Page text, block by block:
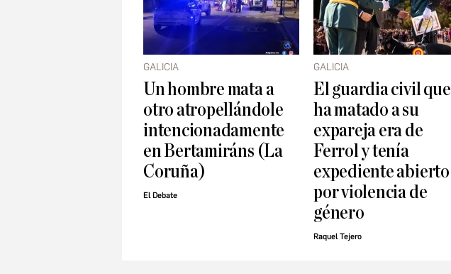
GALICIA
Un hombre mata a
otro atropellándole
intencionadamente
en Bertamiráns (La
Coruña)
El Debate
GALICIA
El guardia civil que
ha matado a su
expareja era de
Ferrol y tenía
expediente abierto
por violencia de
género
Raquel Tejero